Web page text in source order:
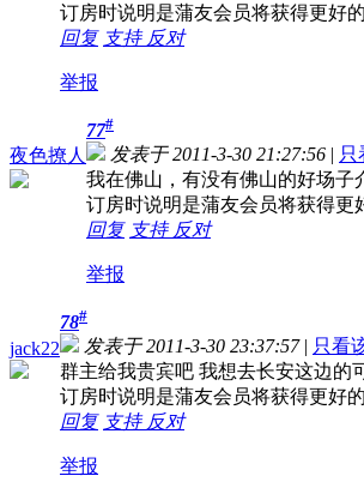
订房时说明是蒲友会员将获得更好
回复 支持 反对
举报
夜色撩人
77#
发表于 2011-3-30 21:27:56 | 只
我在佛山，有没有佛山的好场子
订房时说明是蒲友会员将获得更
回复 支持 反对
举报
jack22
78#
发表于 2011-3-30 23:37:57 | 只看
群主给我贵宾吧 我想去长安这边的
订房时说明是蒲友会员将获得更好
回复 支持 反对
举报